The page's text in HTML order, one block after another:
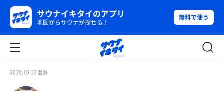
サウナイキタイのアプリ
地図からサウナが探せる！
無料で使う
2020.10.12 登録